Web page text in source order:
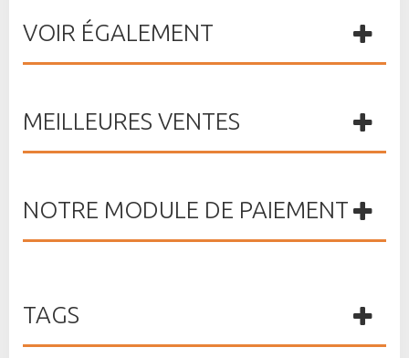
VOIR ÉGALEMENT
MEILLEURES VENTES
NOTRE MODULE DE PAIEMENT
TAGS